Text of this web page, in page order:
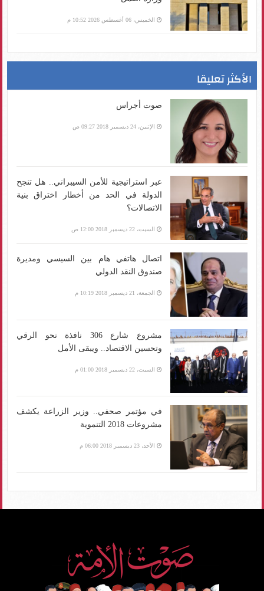
الخميس، 06 أغسطس 2026 10:52 م
الأكثر تعليقا
صوت أجراس
الإثنين، 24 ديسمبر 2018 09:27 ص
عبر استراتيجية للأمن السيبراني.. هل تنجح
الدولة في الحد من أخطار اختراق بنية
الاتصالات؟
السبت، 22 ديسمبر 2018 12:00 ص
اتصال هاتفي هام بين السيسي ومديرة
صندوق النقد الدولي
الجمعة، 21 ديسمبر 2018 10:19 م
مشروع شارع 306 نافذة نحو الرقي
وتحسين الاقتصاد.. ويبقى الأمل
السبت، 22 ديسمبر 2018 01:00 م
في مؤتمر صحفي.. وزير الزراعة يكشف
مشروعات 2018 التنموية
الأحد، 23 ديسمبر 2018 06:00 م